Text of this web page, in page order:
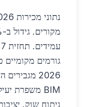
גורמים
2026
BIM משפרת יעילות ב-18%.
ניתוח שוק.